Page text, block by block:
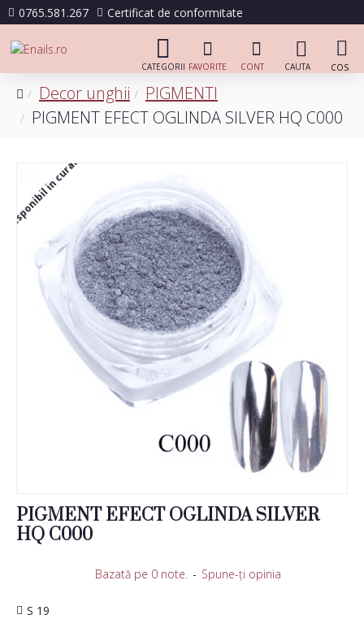
0765.581.267 Certificat de conformitate
Decor unghii
PIGMENTI
PIGMENT EFECT OGLINDA SILVER HQ C000
Disponibil in curand
PIGMENT EFECT OGLINDA SILVER
HQ C000
S 19
Bazată pe 0 note. - Spune-ţi opinia